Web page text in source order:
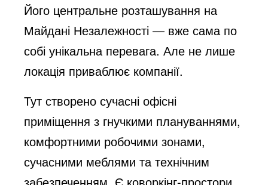
Його центральне розташування на
Майдані Незалежності — вже сама по
собі унікальна перевага. Але не лише
локація приваблює компанії.
Тут створено сучасні офісні
приміщення з гнучкими плануваннями,
комфортними робочими зонами,
сучасними меблями та технічним